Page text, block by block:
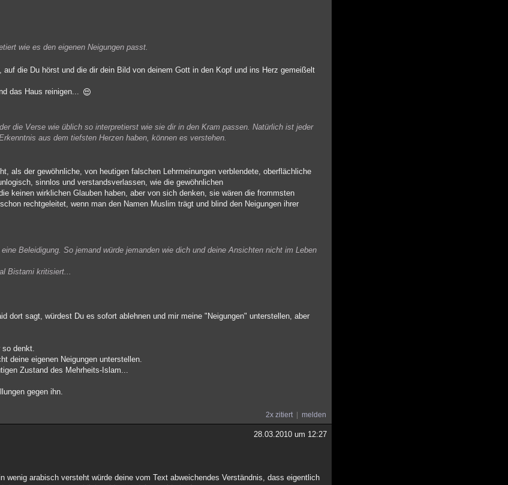
wie es den eigenen Neigungen passt.
die Du hörst und die dir dein Bild von deinem Gott in den Kopf und ins Herz gemeißelt
das Haus reinigen...
die Verse wie üblich so interpretierst wie sie dir in den Kram passen. Natürlich ist jeder
aus dem tiefsten Herzen haben, können es verstehen.
als der gewöhnliche, von heutigen falschen Lehrmeinungen verblendete, oberflächliche
sinnlos und verstandsverlassen, wie die gewöhnlichen
keinen wirklichen Glauben haben, aber von sich denken, sie wären die frommsten
rechtgeleitet, wenn man den Namen Muslim trägt und blind den Neigungen ihrer
Beleidigung. So jemand würde jemanden wie dich und deine Ansichten nicht im Leben
Bistami kritisiert...
dort sagt, würdest Du es sofort ablehnen und mir meine "Neigungen" unterstellen, aber
so denkt.
deine eigenen Neigungen unterstellen.
Zustand des Mehrheits-Islam...
gegen ihn.
2x zitiert melden
28.03.2010 um 12:27
wenig arabisch versteht würde deine vom Text abweichendes Verständnis, dass eigentlich